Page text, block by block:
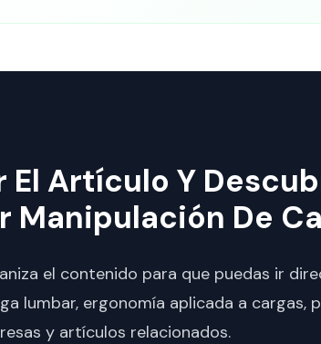
El Artículo Y
Manipulación De
el contenido para que puedas ir
lumbar, ergonomía aplicada a cargas,
y artículos relacionados.